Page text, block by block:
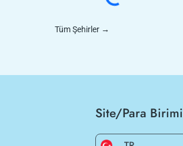
Tüm Şehirler →
Site/Para Birimi